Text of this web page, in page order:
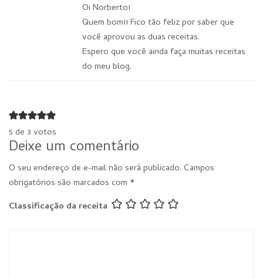
Oi Norberto!
Quem bom!! Fico tão feliz por saber que
você aprovou as duas receitas.
Espero que você ainda faça muitas receitas
do meu blog.
5 de 3 votos
Deixe um comentário
O seu endereço de e-mail não será publicado. Campos
obrigatórios são marcados com *
Classificação da receita